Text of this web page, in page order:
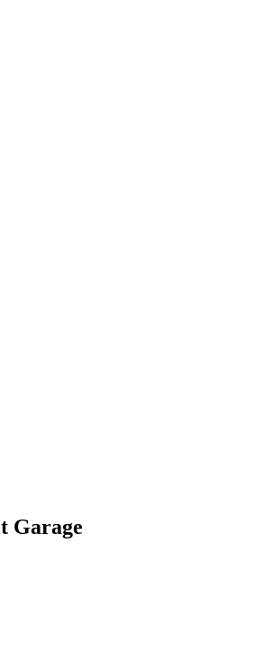
Garage